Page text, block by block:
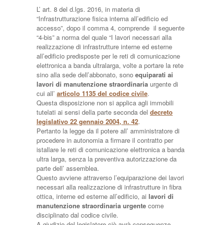
L’ art. 8 del d.lgs. 2016, in materia di
“Infrastrutturazione fisica interna all’edificio ed
accesso”, dopo il comma 4, comprende il seguente
“4-bis” a norma del quale “I lavori necessari alla
realizzazione di infrastrutture interne ed esterne
all’edificio predisposte per le reti di comunicazione
elettronica a banda ultralarga, volte a portare la rete
sino alla sede dell’abbonato, sono equiparati ai
lavori di manutenzione straordinaria urgente di
cui all’ articolo 1135 del codice civile.
Questa disposizione non si applica agli immobili
tutelati ai sensi della parte seconda del decreto
legislativo 22 gennaio 2004, n. 42.
Pertanto la legge da il potere all’ amministratore di
procedere in autonomia a firmare il contratto per
istallare le reti di comunicazione elettronica a banda
ultra larga, senza la preventiva autorizzazione da
parte dell’ assemblea.
Questo avviene attraverso l’equiparazione dei lavori
necessari alla realizzazione di infrastrutture in fibra
ottica, interne ed esterne all’edificio, ai lavori di
manutenzione straordinaria urgente come
disciplinato dal codice civile.